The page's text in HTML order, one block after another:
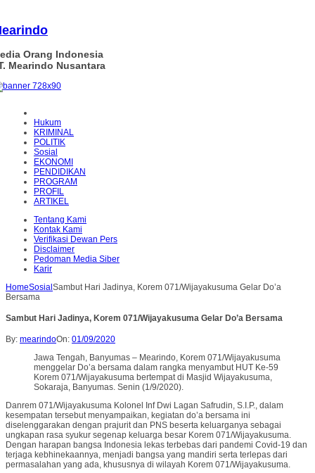
Orang Indonesia
Mearindo Nusantara
Hukum
KRIMINAL
POLITIK
Sosial
EKONOMI
PENDIDIKAN
PROGRAM
PROFIL
ARTIKEL
Tentang Kami
Kontak Kami
Verifikasi Dewan Pers
Disclaimer
Pedoman Media Siber
Karir
HomeSosial Sambut Hari Jadinya, Korem 071/Wijayakusuma Gelar Do’a
Bersama
Sambut Hari Jadinya, Korem 071/Wijayakusuma Gelar Do’a Bersama
By: mearindoOn: 01/09/2020
Jawa Tengah, Banyumas – Mearindo, Korem 071/Wijayakusuma
menggelar Do’a bersama dalam rangka menyambut HUT Ke-59
Korem 071/Wijayakusuma bertempat di Masjid Wijayakusuma,
Sokaraja, Banyumas. Senin (1/9/2020).
Danrem 071/Wijayakusuma Kolonel Inf Dwi Lagan Safrudin, S.I.P., dalam
kesempatan tersebut menyampaikan, kegiatan do’a bersama ini
diselenggarakan dengan prajurit dan PNS beserta keluarganya sebagai
ungkapan rasa syukur segenap keluarga besar Korem 071/Wijayakusuma.
Dengan harapan bangsa Indonesia lekas terbebas dari pandemi Covid-19 dan
terjaga kebhinekaannya, menjadi bangsa yang mandiri serta terlepas dari
permasalahan yang ada, khususnya di wilayah Korem 071/Wijayakusuma.